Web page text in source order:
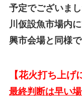
予定でございま
川仮設魚市場内
興市会場と同様で
【花火打ち上げ
最終判断は早い